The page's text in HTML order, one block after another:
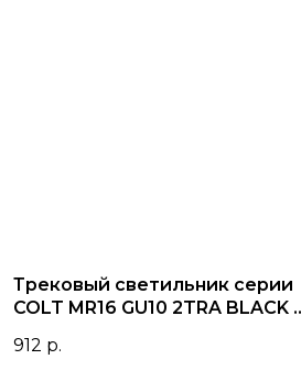
Трековый светильник серии
COLT MR16 GU10 2TRA BLACK |
912 р.